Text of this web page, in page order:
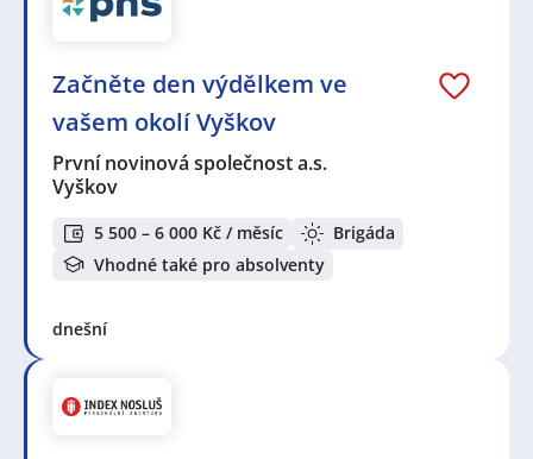
Začněte den výdělkem ve
vašem okolí Vyškov
První novinová společnost a.s.
Vyškov
5 500 – 6 000 Kč / měsíc
Brigáda
Vhodné také pro absolventy
dnešní